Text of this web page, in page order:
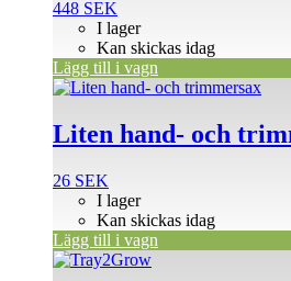
448 SEK
I lager
Kan skickas idag
Lägg till i vagn
Liten hand- och
26 SEK
I lager
Kan skickas idag
Lägg till i vagn